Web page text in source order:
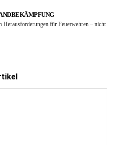
Herausforderungen für Feuerwehren – nicht